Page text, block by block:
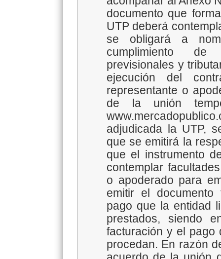
documento que
UTP deberá
se obligará a
cumplimiento de
previsionales y
ejecución del
representante o
de la unión
adjudicada la UTP,
que se emitirá la
que el instrumento
contemplar
o apoderado para
emitir el
pago que la entidad
prestados, siendo
facturación y el pago
procedan. En razón